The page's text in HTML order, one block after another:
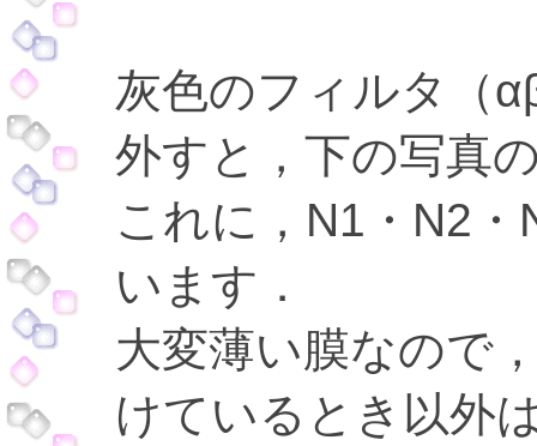
灰色のフィルタ（
外すと，下の写真
これに，N1・N2
います．
大変薄い膜なので
けているとき以外